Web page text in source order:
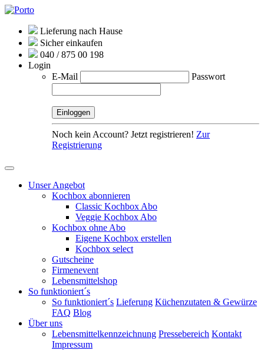
Lieferung nach Hause
Sicher einkaufen
040 / 875 00 198
Login
E-Mail
Passwort
Noch kein Account? Jetzt registrieren! Zur
Registrierung
Unser Angebot
Kochbox abonnieren
Classic Kochbox Abo
Veggie Kochbox Abo
Kochbox ohne Abo
Eigene Kochbox erstellen
Kochbox select
Gutscheine
Firmenevent
Lebensmittelshop
So funktioniert´s
So funktioniert´s Lieferung Küchenzutaten & Gewürze
FAQ Blog
Über uns
Lebensmittelkennzeichnung Pressebereich Kontakt
Impressum